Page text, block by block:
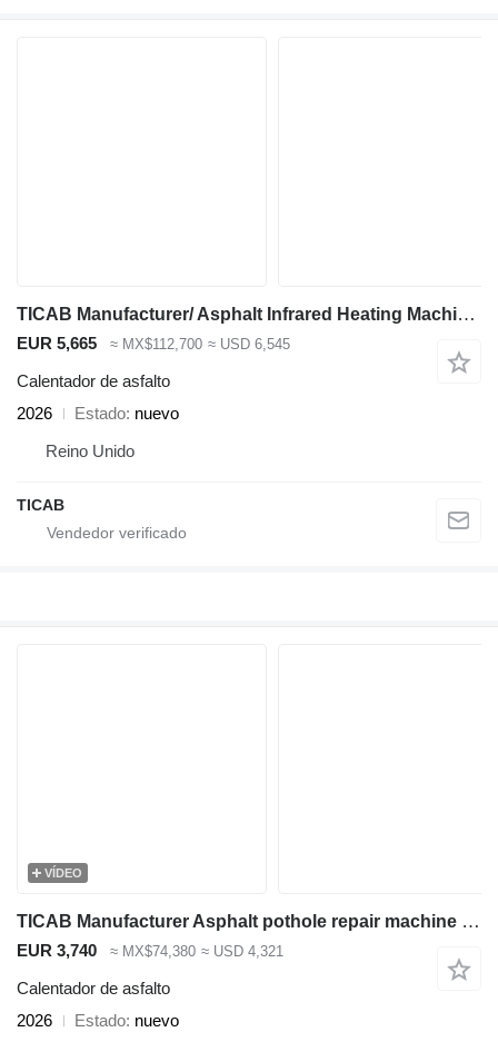
TICAB Manufacturer/ Asphalt Infrared Heating Machine / Pothole Repair
EUR 5,665 ≈ MX$112,700 ≈ USD 6,545
Calentador de asfalto
2026
Estado nuevo
Reino Unido
TICAB
VÍDEO
TICAB Manufacturer Asphalt pothole repair machine 1*1.2 m,2*0.6 m
EUR 3,740 ≈ MX$74,380 ≈ USD 4,321
Calentador de asfalto
2026
Estado nuevo